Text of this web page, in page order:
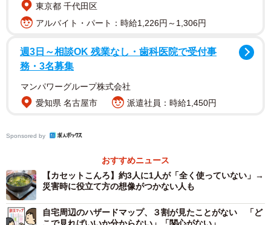
大きな自然災害に対して不安を感じていますか？（提供画像）
て不安を感じている」と回答し、特に「石川県」「高知
東京都 千代田区
アルバイト・パート：時給1,226円～1,306円
週3日～相談OK 残業なし・歯科医院で受付事
務・3名募集
マンパワーグループ株式会社
愛知県 名古屋市
派遣社員：時給1,450円
Sponsored by
おすすめニュース
【カセットこんろ】約3人に1人が「全く使っていない」→
災害時に役立て方の想像がつかない人も
自宅周辺のハザードマップ、３割が見たことがない 「ど
こで見ればいいか分からない」「関心がない」